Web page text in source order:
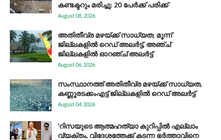
കണ്ടക്ടറും മരിച്ചു: 20 പേര്‍ക്ക് പരിക്ക്
August 08, 2026
അതിതീവ്ര മഴയ്ക്ക് സാധ്യത; മൂന്ന്
ജില്ലകളിൽ റെഡ് അലർട്ട്, അഞ്ച്
ജില്ലകളിൽ ഓറഞ്ച് അലർട്ട്
August 06, 2026
സം​സ്ഥാ​ന​ത്ത് അ​തി​തീ​വ്ര മ​ഴ​യ്ക്ക് സാ​ധ്യ​ത,
കണ്ണൂരടക്കംഎ​ട്ട് ജി​ല്ല​ക​ളി​ൽ റെ​ഡ് അ​ലർ​ട്ട്
August 04, 2026
'റിസയുടെ ആത്മഹത്യാ കുറിപ്പിൽ എല്ലാം
വ്യക്തം, വിദേശത്തേക്ക് കടന്ന ഭർത്താവിനെ